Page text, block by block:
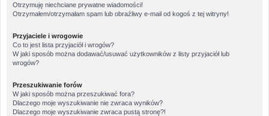
Otrzymuję niechciane prywatne wiadomości!
Otrzymałem/otrzymałam spam lub obraźliwy e-mail od kogoś z tej witryny!
Przyjaciele i wrogowie
Co to jest lista przyjaciół i wrogów?
W jaki sposób można dodawać/usuwać użytkowników z listy przyjaciół lub
wrogów?
Przeszukiwanie forów
W jaki sposób można przeszukiwać fora?
Dlaczego moje wyszukiwanie nie zwraca wyników?
Dlaczego moje wyszukiwanie zwraca pustą stronę?!